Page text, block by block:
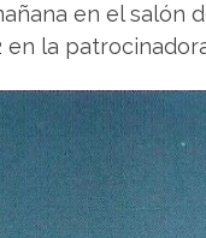
en el salón
en la